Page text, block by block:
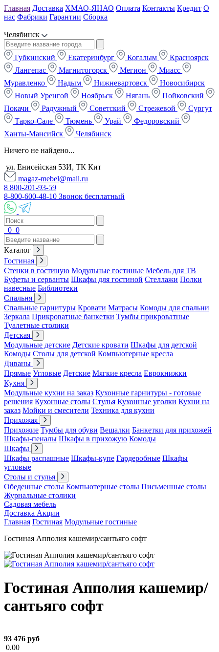
Главная Доставка ХМАО-ЯНАО Оплата Контакты Кредит О
нас Фабрики Гарантии Сборка
Челябинск
Губкинский Екатеринбург Когалым
Красноярск
Лангепас
Магнитогорск Мегион
Миасс
Муравленко
Надым Нижневартовск
Новосибирск
Новый Уренгой
Ноябрьск Нягань
Пойковский
Покачи
Радужный Советский Стрежевой
Сургут
Тарко-Сале
Тюмень Урай
Федоровский
Ханты-Мансийск
Челябинск
Ничего не найдено...
ул. Енисейская 53И, ТК Кит
magaz-mebel@mail.ru
8 800-201-93-59
8-800-600-48-10 Звонок бесплатный
0 0
Каталог
Гостиная
Стенки в гостиную Модульные гостиные Мебель для ТВ
Буфеты и серванты Шкафы для гостиной Стеллажи Полки
навесные Библиотеки
Спальня
Спальные гарнитуры Кровати Матрасы Комоды для спальни
Зеркала Прикроватные банкетки Тумбы прикроватные
Туалетные столики
Детская
Модульные детские Детские кровати Шкафы для детской
Комоды Столы для детской Компьютерные кресла
Диваны
Прямые Угловые Детские Мягкие кресла Еврокнижки
Кухня
Модульные кухни на заказ Кухонные гарнитуры - готовые
решения Кухонные столы Стулья Кухонные уголки Кухни на
заказ Мойки и смесители Техника для кухни
Прихожая
Прихожие Тумбы для обуви Вешалки Банкетки для прихожей
Шкафы-пеналы Шкафы в прихожую Комоды
Шкафы
Шкафы распашные Шкафы-купе Гардеробные Шкафы
угловые
Столы и стулья
Обеденные столы Компьютерные столы Письменные столы
Журнальные столики
Садовая мебель
Доставка Акции
Главная Гостиная Модульные гостиные
Гостиная Апполия кашемир/сантьяго софт
Гостиная Апполия кашемир/
сантьяго софт
93 476 руб
0.00